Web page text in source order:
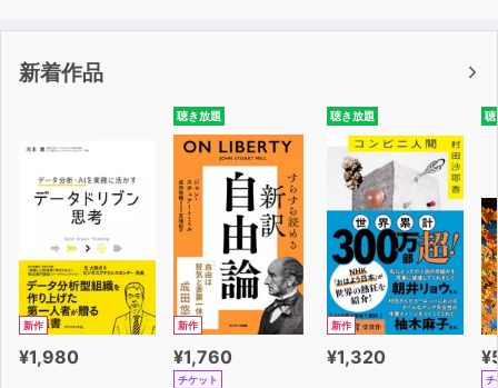
■未来がないとしたら、どうする?
今と次の瞬間に関係性はない
2016年秋に起きる地球の大きな変化について
■人類の驚くべき起源
人類をつくったアヌンナキについて
惑星の動きとDNAの関係
■周波数について
すべての物質は固有振動数で震えている
新着作品
新作
¥1,980
聴き放題
新作
¥1,760
チケット
聴き放題
新作
¥1,320
聴
チ